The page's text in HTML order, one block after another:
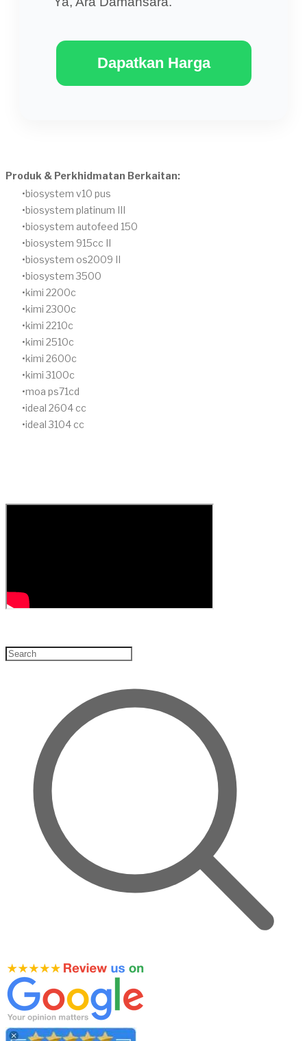
Dapatkan Harga
Produk & Perkhidmatan Berkaitan:
biosystem v10 pus
biosystem platinum III
biosystem autofeed 150
biosystem 915cc II
biosystem os2009 II
biosystem 3500
kimi 2200c
kimi 2300c
kimi 2210c
kimi 2510c
kimi 2600c
kimi 3100c
moa ps71cd
ideal 2604 cc
ideal 3104 cc